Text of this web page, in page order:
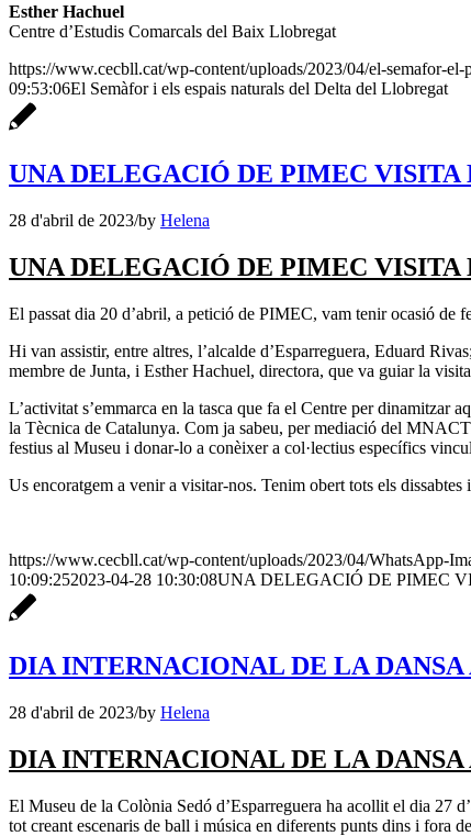
Esther Hachuel
Centre d’Estudis Comarcals del Baix Llobregat
https://www.cecbll.cat/wp-content/uploads/2023/04/el-semafor-el-
09:53:06El Semàfor i els espais naturals del Delta del Llobregat
UNA DELEGACIÓ DE PIMEC VISITA
28 d'abril de 2023/by Helena
UNA DELEGACIÓ DE PIMEC VISITA
El passat dia 20 d’abril, a petició de PIMEC, vam tenir ocasió de
Hi van assistir, entre altres, l’alcalde d’Esparreguera, Eduard
membre de Junta, i Esther Hachuel, directora, que va guiar la
L’activitat s’emmarca en la tasca que fa el Centre per dinamitzar
la Tècnica de Catalunya. Com ja sabeu, per mediació del
festius al Museu i donar-lo a conèixer a col·lectius específics
Us encoratgem a venir a visitar-nos. Tenim obert tots els
https://www.cecbll.cat/wp-content/uploads/2023/04/WhatsApp-
10:09:252023-04-28 10:30:08UNA DELEGACIÓ DE PIMEC
DIA INTERNACIONAL DE LA DANSA
28 d'abril de 2023/by Helena
DIA INTERNACIONAL DE LA DANSA
El Museu de la Colònia Sedó d’Esparreguera ha acollit el dia 27
tot creant escenaris de ball i música en diferents punts dins i fora